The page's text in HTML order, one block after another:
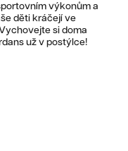
výkonům a
děti kráčejí ve
si doma
už v postýlce!